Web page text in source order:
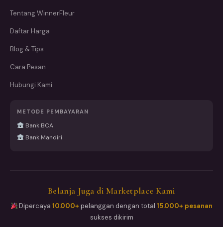
Tentang WinnerFleur
Daftar Harga
Blog & Tips
Cara Pesan
Hubungi Kami
METODE PEMBAYARAN
Bank BCA
Bank Mandiri
Belanja Juga di Marketplace Kami
Dipercaya10.000+ pelanggan dengan total15.000+ pesanan
sukses dikirim